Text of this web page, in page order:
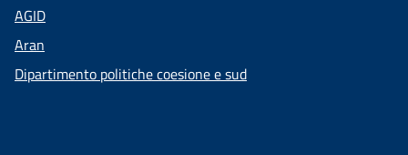
AGID
Aran
Dipartimento politiche coesione e sud